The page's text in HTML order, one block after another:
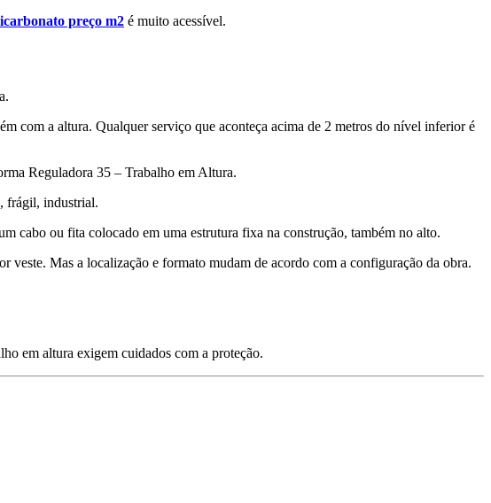
preço m2 é muito acessível.
com a altura. Qualquer serviço que aconteça acima de 2 metros do nível inferior é
Reguladora 35 – Trabalho em Altura.
frágil, industrial.
cabo ou fita colocado em uma estrutura fixa na construção, também no alto.
Mas a localização e formato mudam de acordo com a configuração da obra.
em altura exigem cuidados com a proteção.